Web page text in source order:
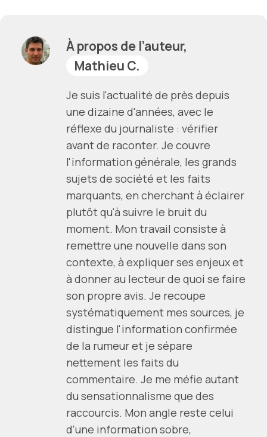
À propos de l’auteur,
Mathieu C.
Je suis l'actualité de près depuis
une dizaine d'années, avec le
réflexe du journaliste : vérifier
avant de raconter. Je couvre
l'information générale, les grands
sujets de société et les faits
marquants, en cherchant à éclairer
plutôt qu'à suivre le bruit du
moment. Mon travail consiste à
remettre une nouvelle dans son
contexte, à expliquer ses enjeux et
à donner au lecteur de quoi se faire
son propre avis. Je recoupe
systématiquement mes sources, je
distingue l'information confirmée
de la rumeur et je sépare
nettement les faits du
commentaire. Je me méfie autant
du sensationnalisme que des
raccourcis. Mon angle reste celui
d'une information sobre,